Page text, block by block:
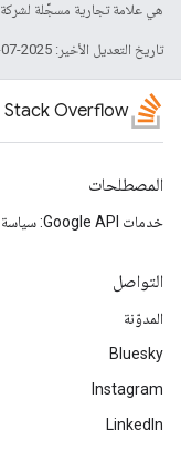
هي علامة تجارية مسجَّلة لشركة Oracle و/أو شركائها التابعين.
تاريخ التعديل الأخير: 2025-07-25 (حسب التوقيت العالمي المتفَّق عليه)
Stack Overflow
المصطلحات
خدمات Google API: سياسة بيانات المستخدمين
التواصل
المدوّنة
Bluesky
Instagram
LinkedIn